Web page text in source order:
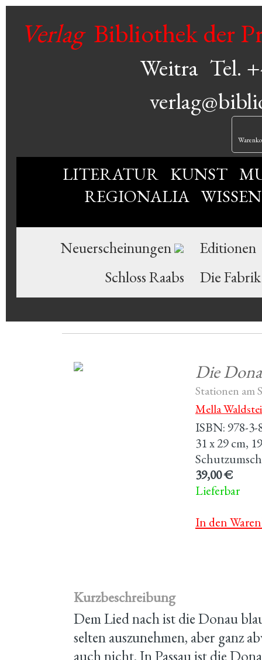
VerlagBibliothek der
Weitra Tel.
LITERATUR KUNST
REGIONALIA
Neuerscheinungen
Editionen
Schloss Raabs
Die Fabrik
Die
Stationen am
Mella
ISBN: 978-3-
31 x 29 cm,
39,00 €
Lieferbar
In den
Kurzbeschreibung
Dem Lied nach ist die Donau
selten auszunehmen, aber ganz
auch nicht. In Passau ist die